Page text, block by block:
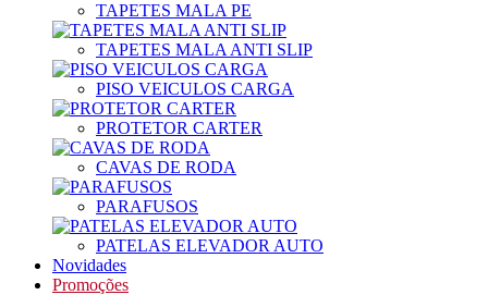
TAPETES MALA PE
TAPETES MALA ANTI SLIP
PISO VEICULOS CARGA
PROTETOR CARTER
CAVAS DE RODA
PARAFUSOS
PATELAS ELEVADOR AUTO
Novidades
Promoções